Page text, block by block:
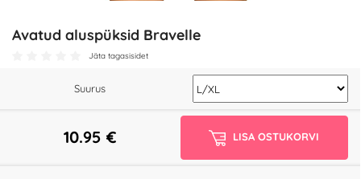
Avatud aluspüksid Bravelle
Jäta tagasisidet
Suurus
10.95 € LISA OSTUKORVI